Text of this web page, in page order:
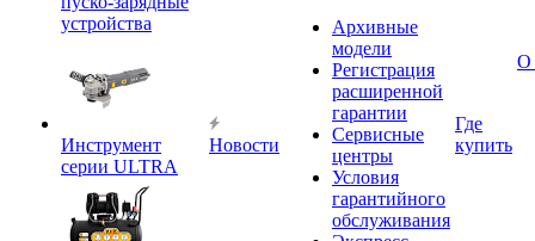
устройства
Инструмент
серии ULTRA
Новости
Архивные
модели
Регистрация
расширенной
гарантии
Сервисные
центры
Условия
гарантийного
обслуживания
Где
купить
О